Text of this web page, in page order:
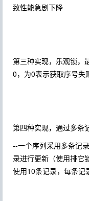
致性能急剧下降
第三种实现，乐观锁，
0，为0表示获取序号失
第四种实现，通过多条
--一个序列采用多条记
录进行更新（使用排它
使用10条记录，每条记